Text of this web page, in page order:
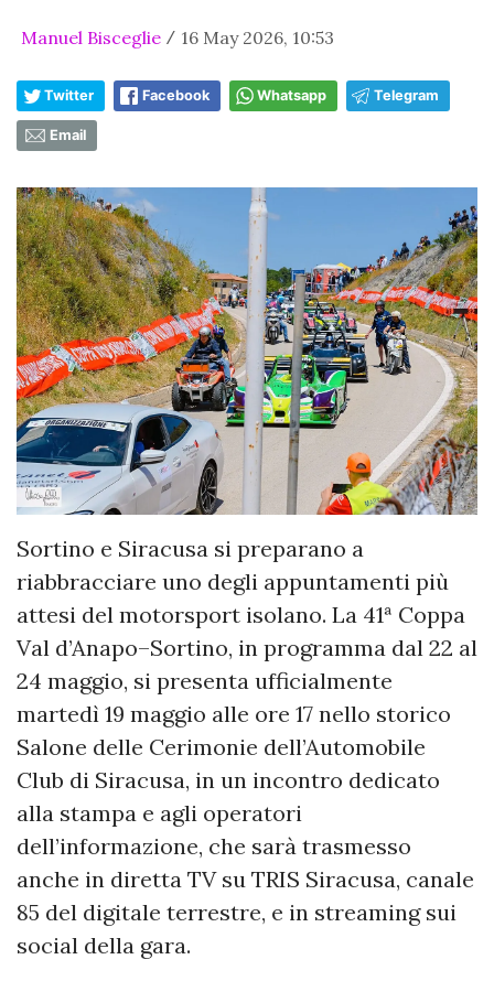
Manuel Bisceglie / 16 May 2026, 10:53
Twitter Facebook Whatsapp Telegram
Email
Sortino e Siracusa si preparano a
riabbracciare uno degli appuntamenti più
attesi del motorsport isolano. La 41ª Coppa
Val d’Anapo–Sortino, in programma dal 22 al
24 maggio, si presenta ufficialmente
martedì 19 maggio alle ore 17 nello storico
Salone delle Cerimonie dell’Automobile
Club di Siracusa, in un incontro dedicato
alla stampa e agli operatori
dell’informazione, che sarà trasmesso
anche in diretta TV su TRIS Siracusa, canale
85 del digitale terrestre, e in streaming sui
social della gara.